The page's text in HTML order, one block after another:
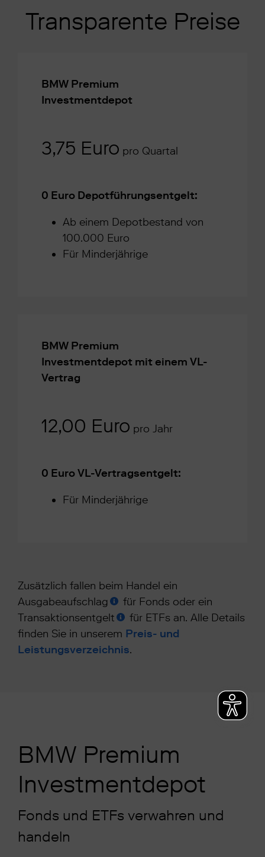
Transparente Preise
BMW Premium
Investmentdepot
3,75 Euro pro Quartal
0 Euro Depotführungsentgelt:
Ab einem Depotbestand von
100.000 Euro
Für Minderjährige
BMW Premium
Investmentdepot mit einem VL-
Vertrag
12,00 Euro pro Jahr
0 Euro VL-Vertragsentgelt:
Für Minderjährige
Zusätzlich fallen beim Handel ein
Ausgabeaufschlag
für Fonds oder ein
Transaktionsentgelt
für ETFs an. Alle Details
finden Sie in unserem Preis- und
Leistungsverzeichnis.
BMW Premium
Investmentdepot
Fonds und ETFs verwahren und
handeln